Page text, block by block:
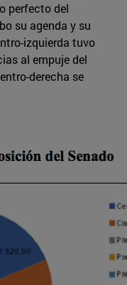
perfecto del
su agenda y su
izquierda tuvo
al empuje del
derecha se